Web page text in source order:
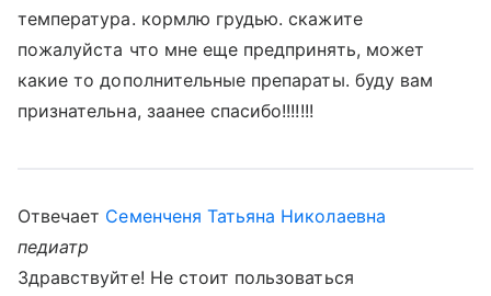
температура. кормлю грудью. скажите
пожалуйста что мне еще предпринять, может
какие то дополнительные препараты. буду вам
признательна, заанее спасибо!!!!!!!
Отвечает Семенченя Татьяна Николаевна
педиатр
Здравствуйте! Не стоит пользоваться